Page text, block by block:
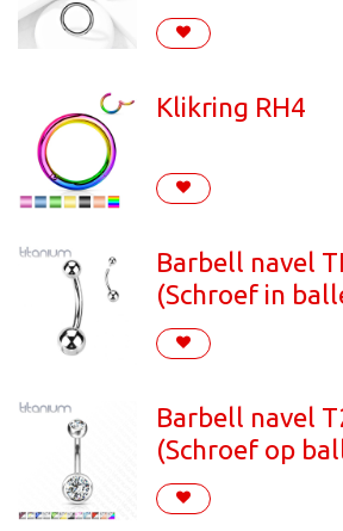
Klikring RH4
Barbell navel
(Schroef in
Barbell navel
(Schroef op